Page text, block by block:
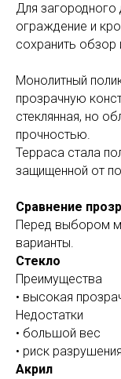
Для
ограждение и
сохранить обзор
Монолитный
прозрачную
стеклянная, но
прочностью.
Терраса стала
защищенной от
Сравнение
Перед выбором
варианты.
Стекло
Преимущества
• высокая
Недостатки
• большой вес
• риск разрушения
Акрил